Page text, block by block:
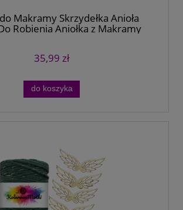
Makramy Skrzydełka Anioła
Robienia Aniołka z Makramy
35,99 zł
do koszyka